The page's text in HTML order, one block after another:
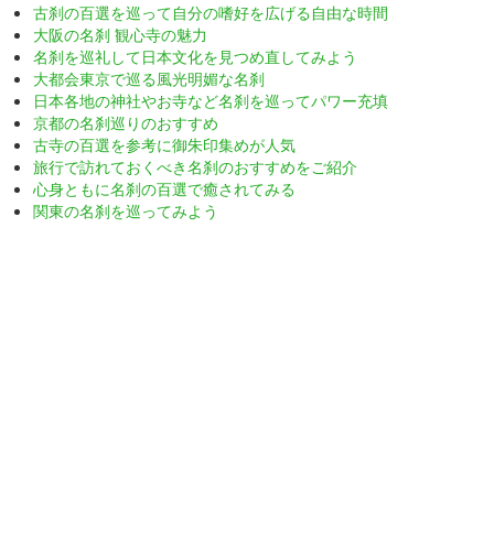
古刹の百選を巡って自分の嗜好を広げる自由な時間
大阪の名刹 観心寺の魅力
名刹を巡礼して日本文化を見つめ直してみよう
大都会東京で巡る風光明媚な名刹
日本各地の神社やお寺など名刹を巡ってパワー充填
京都の名刹巡りのおすすめ
古寺の百選を参考に御朱印集めが人気
旅行で訪れておくべき名刹のおすすめをご紹介
心身ともに名刹の百選で癒されてみる
関東の名刹を巡ってみよう